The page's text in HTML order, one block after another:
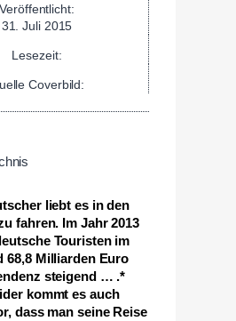
Veröffentlicht:
31. Juli 2015
Lesezeit:
Coverbild:
liebt es in den
fahren. Im Jahr 2013
Touristen im
68,8 Milliarden Euro
steigend … .*
kommt es auch
dass man seine Reise